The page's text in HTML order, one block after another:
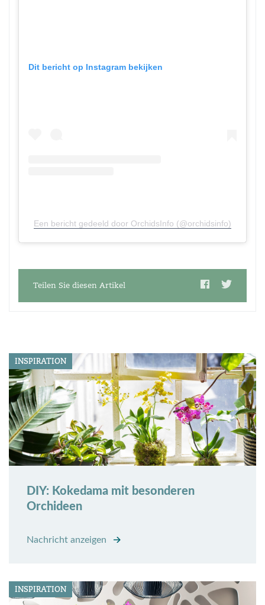
Dit bericht op Instagram bekijken
Een bericht gedeeld door OrchidsInfo (@orchidsinfo)
Teilen Sie diesen Artikel
INSPIRATION
DIY: Kokedama mit besonderen
Orchideen
Nachricht anzeigen
INSPIRATION